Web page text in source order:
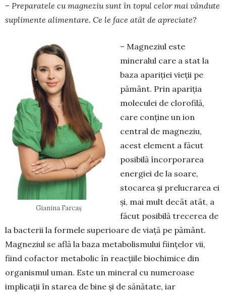
– Preparatele cu magneziu sunt în topul celor mai vândute
suplimente alimentare. Ce le face atât de apreciate?
Gianina Farcaș
– Magneziul este
mineralul care a stat la
baza apariției vieții pe
pământ. Prin apariția
moleculei de clorofilă,
care conține un ion
central de magneziu,
acest element a făcut
posibilă încorporarea
energiei de la soare,
stocarea și prelucrarea ei
și, mai mult decât atât, a
făcut posibilă trecerea de
la bacterii la formele superioare de viață pe pământ.
Magneziul se află la baza metabolismului ființelor vii,
fiind cofactor metabolic în reacțiile biochimice din
organismul uman. Este un mineral cu numeroase
implicații în starea de bine și de sănătate, iar